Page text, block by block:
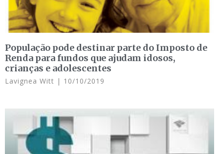
População pode destinar parte do Imposto de
Renda para fundos que ajudam idosos,
crianças e adolescentes
Lavignea Witt 10/10/2019